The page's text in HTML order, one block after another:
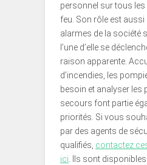
personnel sur tous les
feu. Son rôle est aussi
alarmes de la société
l’une d’elle se
raison apparente.
d’incendies, les
besoin et analyser les
secours font partie
priorités. Si vous
par des agents de
qualifiés, contactez
ici . Ils sont